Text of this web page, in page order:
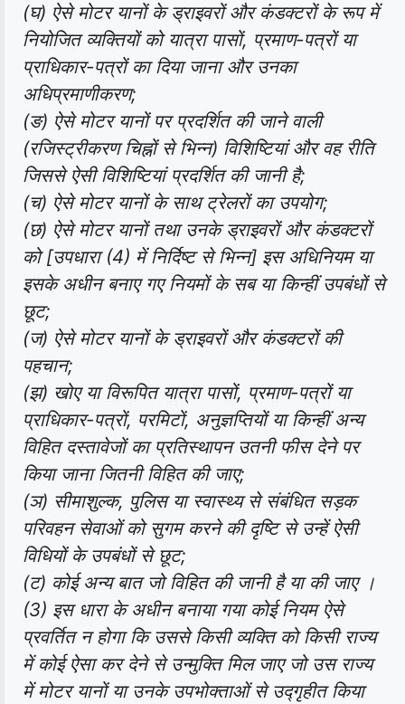
(घ) ऐसे मोटर यानों के ड्राइवरों और कंडक्टरों के रूप में
नियोजित व्यक्तियों को यात्रा पासों, प्रमाण-पत्रों या
प्राधिकार-पत्रों का दिया जाना और उनका
अधिप्रमाणीकरण;
(ङ) ऐसे मोटर यानों पर प्रदर्शित की जाने वाली
(रजिस्ट्रीकरण चिह्नों से भिन्न) विशिष्टियां और वह रीति
जिससे ऐसी विशिष्टियां प्रदर्शित की जानी है;
(च) ऐसे मोटर यानों के साथ ट्रेलरों का उपयोग;
(छ) ऐसे मोटर यानों तथा उनके ड्राइवरों और कंडक्टरों
को [उपधारा (4) में निर्दिष्ट से भिन्न] इस अधिनियम या
इसके अधीन बनाए गए नियमों के सब या किन्हीं उपबंधों से
छूट;
(ज) ऐसे मोटर यानों के ड्राइवरों और कंडक्टरों की
पहचान;
(झ) खोए या विरूपित यात्रा पासों, प्रमाण-पत्रों या
प्राधिकार-पत्रों, परमिटों, अनुज्ञप्तियों या किन्हीं अन्य
विहित दस्तावेजों का प्रतिस्थापन उतनी फीस देने पर
किया जाना जितनी विहित की जाए;
(ञ) सीमाशुल्क, पुलिस या स्वास्थ्य से संबंधित सड़क
परिवहन सेवाओं को सुगम करने की दृष्टि से उन्हें ऐसी
विधियों के उपबंधों से छूट;
(ट) कोई अन्य बात जो विहित की जानी है या की जाए ।
(3) इस धारा के अधीन बनाया गया कोई नियम ऐसे
प्रवर्तित न होगा कि उससे किसी व्यक्ति को किसी राज्य
में कोई ऐसा कर देने से उन्मुक्ति मिल जाए जो उस राज्य
में मोटर यानों या उनके उपभोक्ताओं से उद्गृहीत किया